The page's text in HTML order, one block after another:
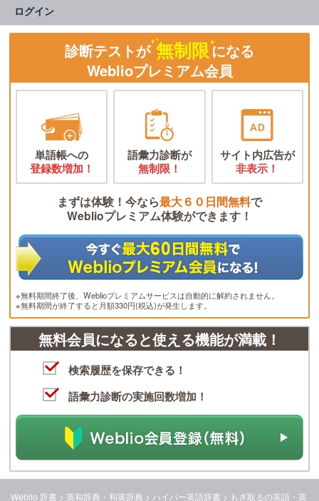
ログイン
診断テストが 無制限になる
Weblioプレミアム会員
単語帳への
登録数増加！
語彙力診断が
無制限！
サイト内広告が
非表示！
まずは体験！今なら最大６０日間無料で
Weblioプレミアム体験ができます！
※無料期間終了後、Weblioプレミアムサービスは自動的に解約されません。
※無料期間が終了すると月額330円(税込)が発生します。
無料会員になると使える機能が満載！
検索履歴を保存できる！
語彙力診断の実施回数増加！
Weblio 辞書 > 英和辞典・和英辞典 > ハイパー英語辞書 > もぎ取るの英語・英